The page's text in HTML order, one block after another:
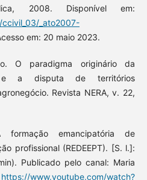
2008. Disponível em:
_ato2007-
em: 20 maio 2023.
O paradigma originário da
a disputa de territórios
Revista NERA, v. 22,
emancipatória de
profissional (REDEEPT). [S. l.]:
Publicado pelo canal: Maria
https://www.youtube.com/watch?